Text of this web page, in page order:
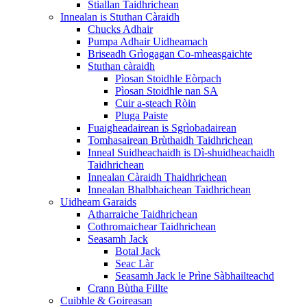
Stiallan Taidhrichean
Innealan is Stuthan Càraidh
Chucks Adhair
Pumpa Adhair Uidheamach
Briseadh Grìogagan Co-mheasgaichte
Stuthan càraidh
Pìosan Stoidhle Eòrpach
Pìosan Stoidhle nan SA
Cuir a-steach Ròin
Pluga Paiste
Fuaigheadairean is Sgrìobadairean
Tomhasairean Brùthaidh Taidhrichean
Inneal Suidheachaidh is Dì-shuidheachaidh
Taidhrichean
Innealan Càraidh Thaidhrichean
Innealan Bhalbhaichean Taidhrichean
Uidheam Garaids
Atharraiche Taidhrichean
Cothromaichear Taidhrichean
Seasamh Jack
Botal Jack
Seac Làr
Seasamh Jack le Prìne Sàbhailteachd
Crann Bùtha Fillte
Cuibhle & Goireasan